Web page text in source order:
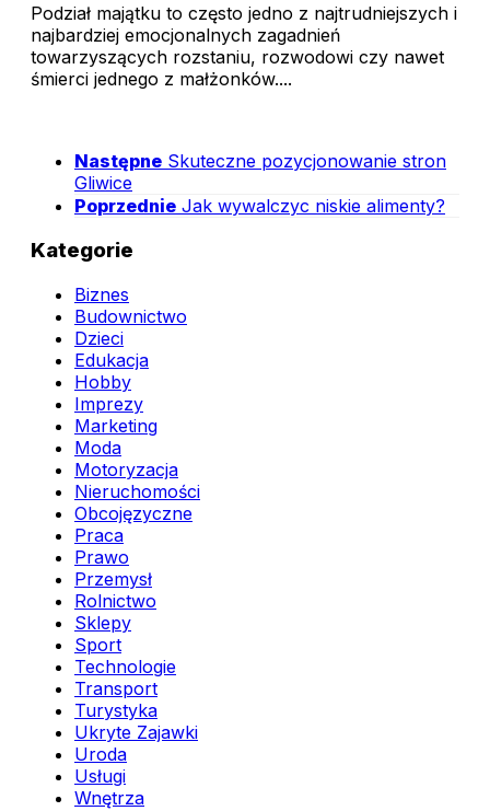
Podział majątku to często jedno z najtrudniejszych i
najbardziej emocjonalnych zagadnień
towarzyszących rozstaniu, rozwodowi czy nawet
śmierci jednego z małżonków....
Następne Skuteczne pozycjonowanie stron
Gliwice
Poprzednie Jak wywalczyc niskie alimenty?
Kategorie
Biznes
Budownictwo
Dzieci
Edukacja
Hobby
Imprezy
Marketing
Moda
Motoryzacja
Nieruchomości
Obcojęzyczne
Praca
Prawo
Przemysł
Rolnictwo
Sklepy
Sport
Technologie
Transport
Turystyka
Ukryte Zajawki
Uroda
Usługi
Wnętrza